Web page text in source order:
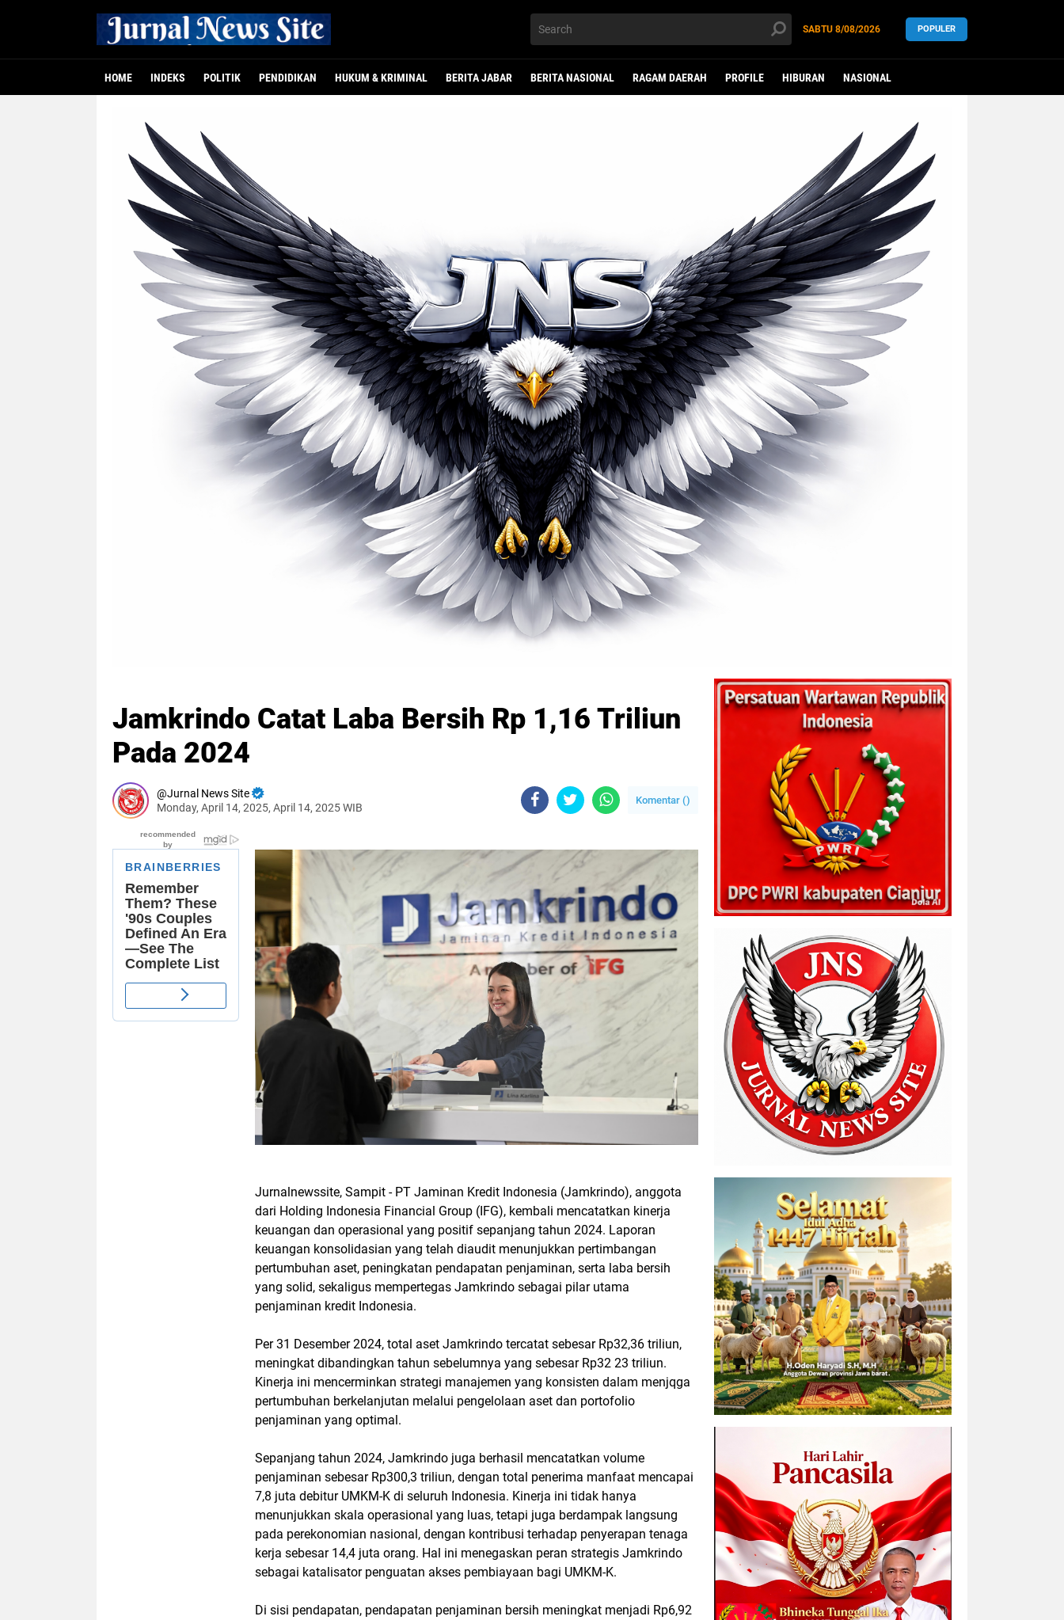
SABTU 8/08/2026 POPULER
HOME INDEKS POLITIK PENDIDIKAN HUKUM & KRIMINAL BERITA JABAR BERITA NASIONAL RAGAM DAERAH PROFILE HIBURAN NASIONAL
Jamkrindo Catat Laba Bersih Rp 1,16 Triliun
Pada 2024
Jurnal News Site
Monday, April 14, 2025, April 14, 2025 WIB
Komentar ()
Jurnalnewssite, Sampit - PT Jaminan Kredit Indonesia (Jamkrindo), anggota
dari Holding Indonesia Financial Group (IFG), kembali mencatatkan kinerja
keuangan dan operasional yang positif sepanjang tahun 2024. Laporan
keuangan konsolidasian yang telah diaudit menunjukkan pertimbangan
pertumbuhan aset, peningkatan pendapatan penjaminan, serta laba bersih
yang solid, sekaligus mempertegas Jamkrindo sebagai pilar utama
penjaminan kredit Indonesia.
Per 31 Desember 2024, total aset Jamkrindo tercatat sebesar Rp32,36 triliun,
meningkat dibandingkan tahun sebelumnya yang sebesar Rp32 23 triliun.
Kinerja ini mencerminkan strategi manajemen yang konsisten dalam menjqga
pertumbuhan berkelanjutan melalui pengelolaan aset dan portofolio
penjaminan yang optimal.
Sepanjang tahun 2024, Jamkrindo juga berhasil mencatatkan volume
penjaminan sebesar Rp300,3 triliun, dengan total penerima manfaat mencapai
7,8 juta debitur UMKM-K di seluruh Indonesia. Kinerja ini tidak hanya
menunjukkan skala operasional yang luas, tetapi juga berdampak langsung
pada perekonomian nasional, dengan kontribusi terhadap penyerapan tenaga
kerja sebesar 14,4 juta orang. Hal ini menegaskan peran strategis Jamkrindo
sebagai katalisator penguatan akses pembiayaan bagi UMKM-K.
Di sisi pendapatan, pendapatan penjaminan bersih meningkat menjadi Rp6,92